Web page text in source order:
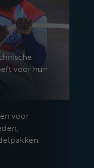
voor hun
voor